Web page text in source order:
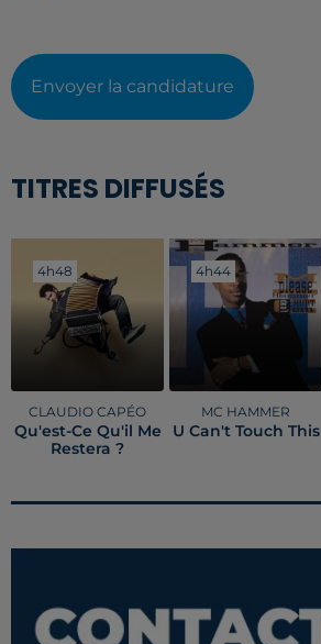
Envoyer la candidature
TITRES DIFFUSÉS
4h48
4h48
CLAUDIO CAPÉO
Qu'est-Ce Qu'il Me
Restera ?
4h44
4h44
MC HAMMER
U Can't Touch This